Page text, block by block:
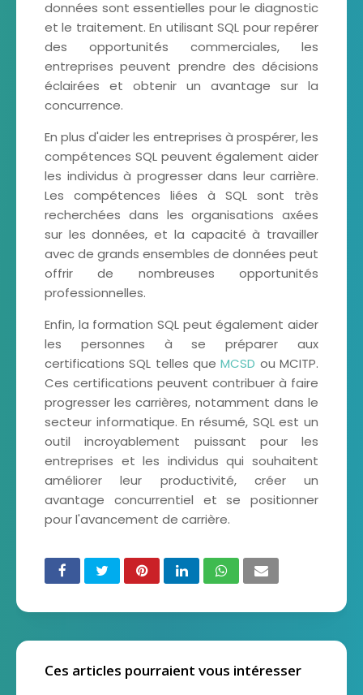
données sont essentielles pour le diagnostic
et le traitement. En utilisant SQL pour repérer
des opportunités commerciales, les
entreprises peuvent prendre des décisions
éclairées et obtenir un avantage sur la
concurrence.
En plus d'aider les entreprises à prospérer, les
compétences SQL peuvent également aider
les individus à progresser dans leur carrière.
Les compétences liées à SQL sont très
recherchées dans les organisations axées
sur les données, et la capacité à travailler
avec de grands ensembles de données peut
offrir de nombreuses opportunités
professionnelles.
Enfin, la formation SQL peut également aider
les personnes à se préparer aux
certifications SQL telles queMCSD ou MCITP.
Ces certifications peuvent contribuer à faire
progresser les carrières, notamment dans le
secteur informatique. En résumé, SQL est un
outil incroyablement puissant pour les
entreprises et les individus qui souhaitent
améliorer leur productivité, créer un
avantage concurrentiel et se positionner
pour l'avancement de carrière.
Ces articles pourraient vous intéresser